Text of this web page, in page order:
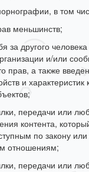
в том
меньшинств;
за другого
и/или
прав, а также
и характеристик
передачи или
контента,
по закону
отношениям;
передачи или